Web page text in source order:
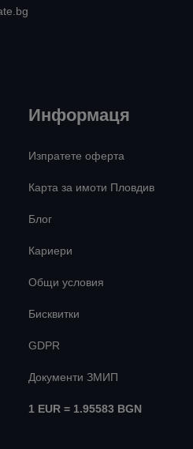
Информаця
Изпратете оферта
Карта за имоти Пловдив
Блог
Кариери
Общи условия
Бисквитки
GDPR
Документи ЗМИП
1 EUR = 1.95583 BGN